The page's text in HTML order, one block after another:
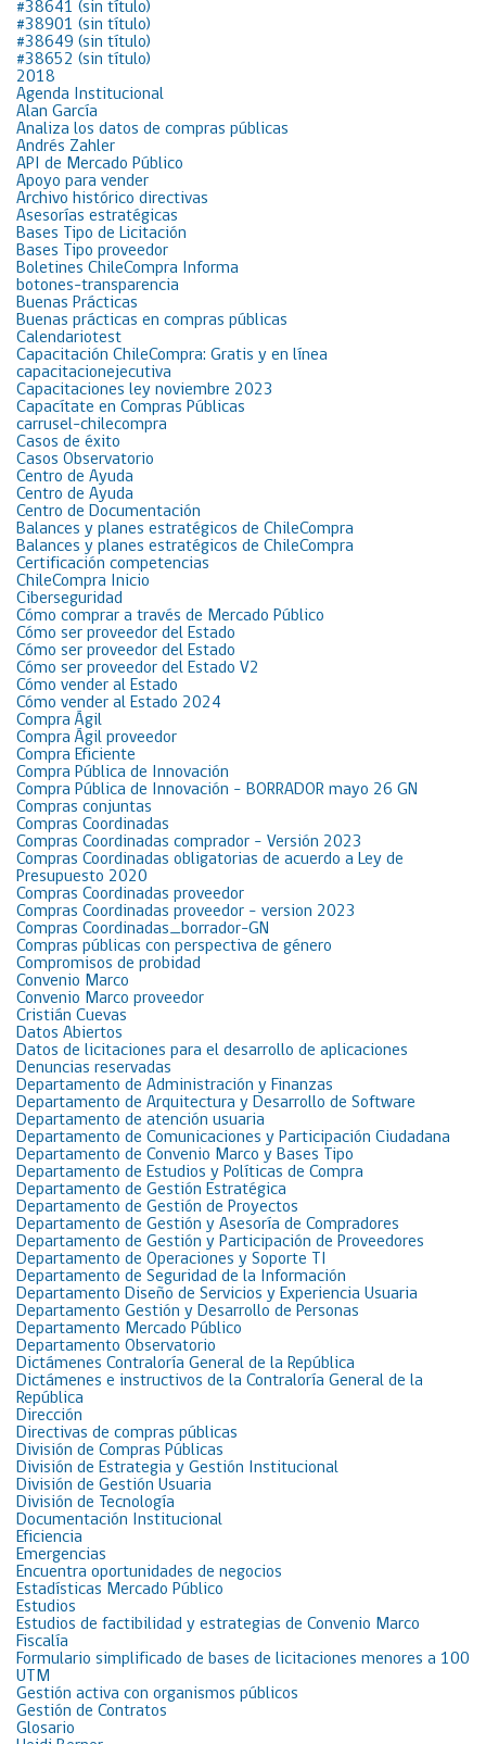
#38641 (sin título)
#38901 (sin título)
#38649 (sin título)
#38652 (sin título)
2018
Agenda Institucional
Alan García
Analiza los datos de compras públicas
Andrés Zahler
API de Mercado Público
Apoyo para vender
Archivo histórico directivas
Asesorías estratégicas
Bases Tipo de Licitación
Bases Tipo proveedor
Boletines ChileCompra Informa
botones-transparencia
Buenas Prácticas
Buenas prácticas en compras públicas
Calendariotest
Capacitación ChileCompra: Gratis y en línea
capacitacionejecutiva
Capacitaciones ley noviembre 2023
Capacítate en Compras Públicas
carrusel-chilecompra
Casos de éxito
Casos Observatorio
Centro de Ayuda
Centro de Ayuda
Centro de Documentación
Balances y planes estratégicos de ChileCompra
Balances y planes estratégicos de ChileCompra
Certificación competencias
ChileCompra Inicio
Ciberseguridad
Cómo comprar a través de Mercado Público
Cómo ser proveedor del Estado
Cómo ser proveedor del Estado
Cómo ser proveedor del Estado V2
Cómo vender al Estado
Cómo vender al Estado 2024
Compra Ágil
Compra Ágil proveedor
Compra Eficiente
Compra Pública de Innovación
Compra Pública de Innovación – BORRADOR mayo 26 GN
Compras conjuntas
Compras Coordinadas
Compras Coordinadas comprador – Versión 2023
Compras Coordinadas obligatorias de acuerdo a Ley de
Presupuesto 2020
Compras Coordinadas proveedor
Compras Coordinadas proveedor – version 2023
Compras Coordinadas_borrador-GN
Compras públicas con perspectiva de género
Compromisos de probidad
Convenio Marco
Convenio Marco proveedor
Cristián Cuevas
Datos Abiertos
Datos de licitaciones para el desarrollo de aplicaciones
Denuncias reservadas
Departamento de Administración y Finanzas
Departamento de Arquitectura y Desarrollo de Software
Departamento de atención usuaria
Departamento de Comunicaciones y Participación Ciudadana
Departamento de Convenio Marco y Bases Tipo
Departamento de Estudios y Políticas de Compra
Departamento de Gestión Estratégica
Departamento de Gestión de Proyectos
Departamento de Gestión y Asesoría de Compradores
Departamento de Gestión y Participación de Proveedores
Departamento de Operaciones y Soporte TI
Departamento de Seguridad de la Información
Departamento Diseño de Servicios y Experiencia Usuaria
Departamento Gestión y Desarrollo de Personas
Departamento Mercado Público
Departamento Observatorio
Dictámenes Contraloría General de la República
Dictámenes e instructivos de la Contraloría General de la
República
Dirección
Directivas de compras públicas
División de Compras Públicas
División de Estrategia y Gestión Institucional
División de Gestión Usuaria
División de Tecnología
Documentación Institucional
Eficiencia
Emergencias
Encuentra oportunidades de negocios
Estadísticas Mercado Público
Estudios
Estudios de factibilidad y estrategias de Convenio Marco
Fiscalía
Formulario simplificado de bases de licitaciones menores a 100
UTM
Gestión activa con organismos públicos
Gestión de Contratos
Glosario